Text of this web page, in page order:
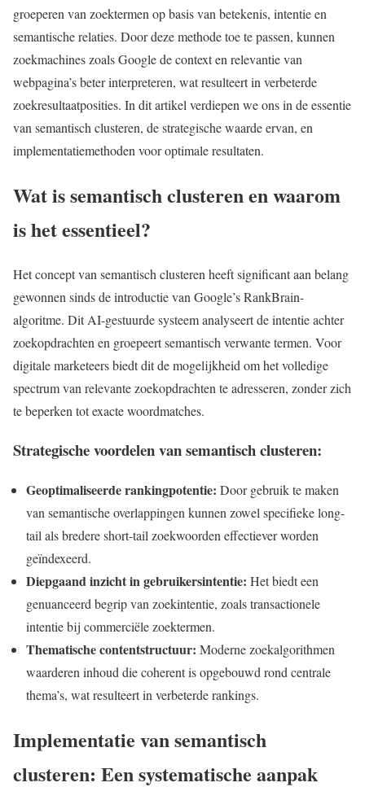
groeperen van zoektermen op basis van betekenis, intentie en
semantische relaties. Door deze methode toe te passen, kunnen
zoekmachines zoals Google de context en relevantie van
webpagina’s beter interpreteren, wat resulteert in verbeterde
zoekresultaatposities. In dit artikel verdiepen we ons in de essentie
van semantisch clusteren, de strategische waarde ervan, en
implementatiemethoden voor optimale resultaten.
Wat is semantisch clusteren en waarom
is het essentieel?
Het concept van semantisch clusteren heeft significant aan belang
gewonnen sinds de introductie van Google’s RankBrain-
algoritme. Dit AI-gestuurde systeem analyseert de intentie achter
zoekopdrachten en groepeert semantisch verwante termen. Voor
digitale marketeers biedt dit de mogelijkheid om het volledige
spectrum van relevante zoekopdrachten te adresseren, zonder zich
te beperken tot exacte woordmatches.
Strategische voordelen van semantisch clusteren:
Geoptimaliseerde rankingpotentie: Door gebruik te maken
van semantische overlappingen kunnen zowel specifieke long-
tail als bredere short-tail zoekwoorden effectiever worden
geïndexeerd.
Diepgaand inzicht in gebruikersintentie: Het biedt een
genuanceerd begrip van zoekintentie, zoals transactionele
intentie bij commerciële zoektermen.
Thematische contentstructuur: Moderne zoekalgorithmen
waarderen inhoud die coherent is opgebouwd rond centrale
thema’s, wat resulteert in verbeterde rankings.
Implementatie van semantisch
clusteren: Een systematische aanpak